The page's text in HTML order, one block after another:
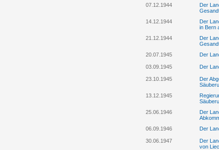
07.12.1944
Der
14.12.1944
Der
in Bern
21.12.1944
Der
20.07.1945
Der
03.09.1945 Der
23.10.1945
Der
13.12.1945
25.06.1946
Der
06.09.1946
Der
30.06.1947
Der
von